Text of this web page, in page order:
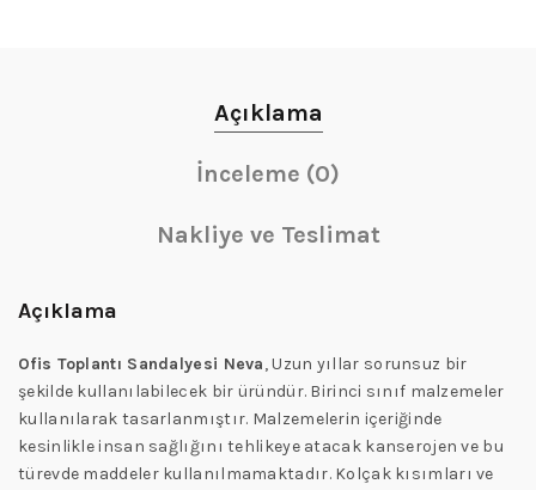
Açıklama
İnceleme (0)
Nakliye ve Teslimat
Açıklama
Ofis Toplantı Sandalyesi Neva, Uzun yıllar sorunsuz bir
şekilde kullanılabilecek bir üründür. Birinci sınıf malzemeler
kullanılarak tasarlanmıştır. Malzemelerin içeriğinde
kesinlikle insan sağlığını tehlikeye atacak kanserojen ve bu
türevde maddeler kullanılmamaktadır. Kolçak kısımları ve